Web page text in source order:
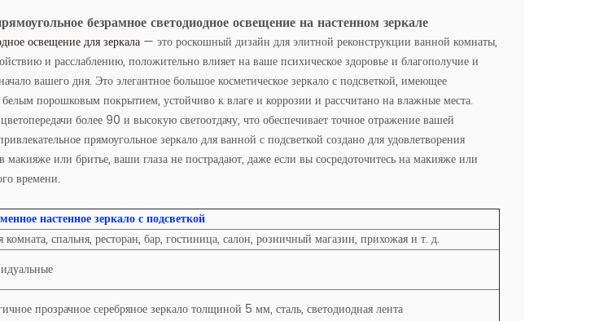
безрамное светодиодное освещение на настенном зеркале
освещение для зеркала— это роскошный дизайн для элитной реконструкции ванной комнаты,
и расслаблению, положительно влияет на ваше психическое здоровье и благополучие и
вашего дня. Это элегантное большое косметическое зеркало с подсветкой, имеющее
белым порошковым покрытием, устойчиво к влаге и коррозии и рассчитано на влажные места.
более 90 и высокую светоотдачу, что обеспечивает точное отражение вашей
прямоугольное зеркало для ванной с подсветкой создано для удовлетворения
макияже или бритье, ваши глаза не пострадают, даже если вы сосредоточитесь на макияже или
времени.
настенное зеркало с подсветкой
комната, спальня, ресторан, бар, гостиница, салон, розничный магазин, прихожая и т. д.
прозрачное серебряное зеркало толщиной 5 мм, сталь, светодиодная лента